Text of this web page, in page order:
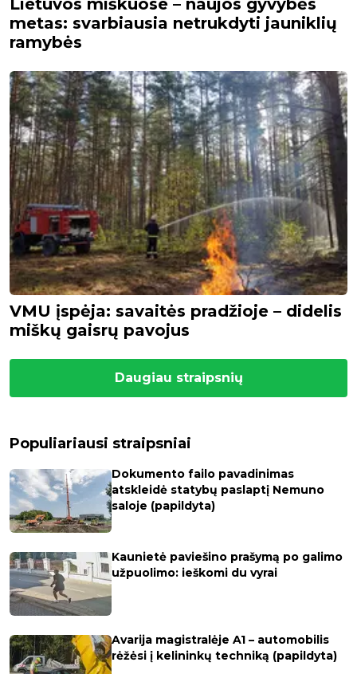
Lietuvos miškuose – naujos gyvybės
metas: svarbiausia netrukdyti jauniklių
ramybės
VMU įspėja: savaitės pradžioje – didelis
miškų gaisrų pavojus
Daugiau straipsnių
Populiariausi straipsniai
Dokumento failo pavadinimas
atskleidė statybų paslaptį Nemuno
saloje (papildyta)
Kaunietė paviešino prašymą po galimo
užpuolimo: ieškomi du vyrai
Avarija magistralėje A1 – automobilis
rėžėsi į kelininkų techniką (papildyta)